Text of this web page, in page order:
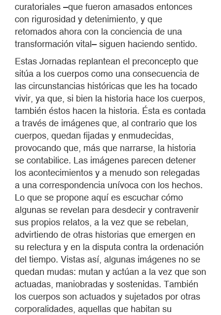
curatoriales –que fueron amasados entonces
con rigurosidad y detenimiento, y que
retomados ahora con la conciencia de una
transformación vital– siguen haciendo sentido.
Estas Jornadas replantean el preconcepto que
sitúa a los cuerpos como una consecuencia de
las circunstancias históricas que les ha tocado
vivir, ya que, si bien la historia hace los cuerpos,
también éstos hacen la historia. Ésta es contada
a través de imágenes que, al contrario que los
cuerpos, quedan fijadas y enmudecidas,
provocando que, más que narrarse, la historia
se contabilice. Las imágenes parecen detener
los acontecimientos y a menudo son relegadas
a una correspondencia unívoca con los hechos.
Lo que se propone aquí es escuchar cómo
algunas se revelan para desdecir y contravenir
sus propios relatos, a la vez que se rebelan,
advirtiendo de otras historias que emergen en
su relectura y en la disputa contra la ordenación
del tiempo. Vistas así, algunas imágenes no se
quedan mudas: mutan y actúan a la vez que son
actuadas, maniobradas y sostenidas. También
los cuerpos son actuados y sujetados por otras
corporalidades, aquellas que habitan su